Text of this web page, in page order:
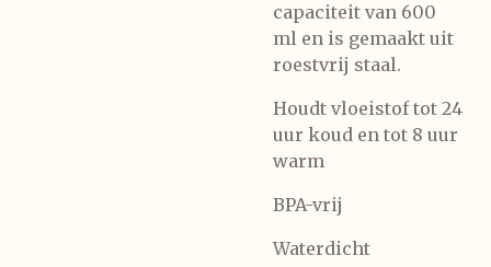
capaciteit van 600
ml en is gemaakt uit
roestvrij staal.
Houdt vloeistof tot 24
uur koud en tot 8 uur
warm
BPA-vrij
Waterdicht